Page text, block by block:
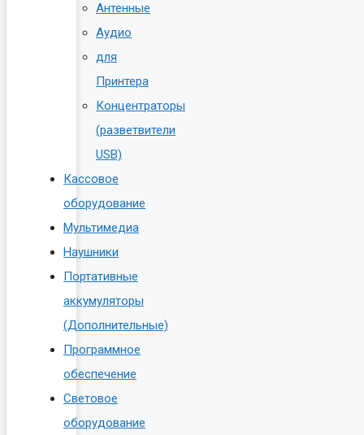
Антенные
Аудио
для
Принтера
Концентраторы
(разветвители
USB)
Кассовое
оборудование
Мультимедиа
Наушники
Портативные
аккумуляторы
(Дополнительные)
Программное
обеспечение
Световое
оборудование